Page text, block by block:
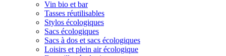
Vin bio et bar
Tasses réutilisables
Stylos écologiques
Sacs écologiques
Sacs à dos et sacs écologiques
Loisirs et plein air écologique